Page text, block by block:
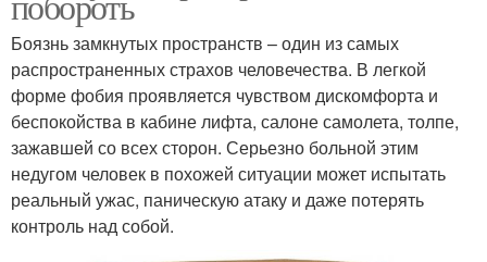
Боязнь замкнутых пространств – один из самых
распространенных страхов человечества. В легкой
форме фобия проявляется чувством дискомфорта и
беспокойства в кабине лифта, салоне самолета, толпе,
зажавшей со всех сторон. Серьезно больной этим
недугом человек в похожей ситуации может испытать
реальный ужас, паническую атаку и даже потерять
контроль над собой.